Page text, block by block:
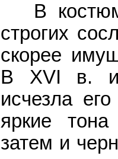
В
строгих
скорее
В XVI в.
исчезла
яркие
затем и